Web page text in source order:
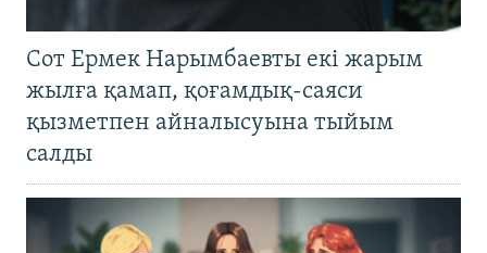
Сот Ермек Нарымбаевты екі жарым
жылға қамап, қоғамдық-саяси
қызметпен айналысуына тыйым
салды